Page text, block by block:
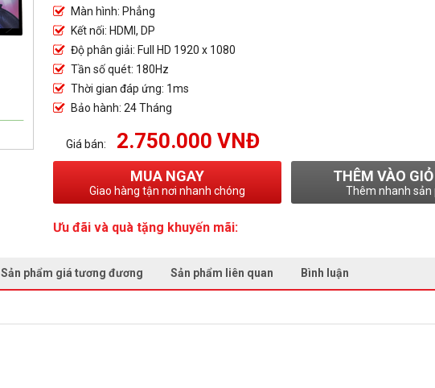
Màn hình: Phẳng
Kết nối: HDMI, DP
Độ phân giải: Full HD 1920 x 1080
Tần số quét: 180Hz
Thời gian đáp ứng: 1ms
Bảo hành: 24 Tháng
Giá bán: 2.750.000 VNĐ
MUA NGAY
Giao hàng tận nơi nhanh chóng
THÊM VÀO
Thêm nhanh sản
Ưu đãi và quà tặng khuyến mãi:
Sản phẩm giá tương đương Sản phẩm liên quan Bình luận